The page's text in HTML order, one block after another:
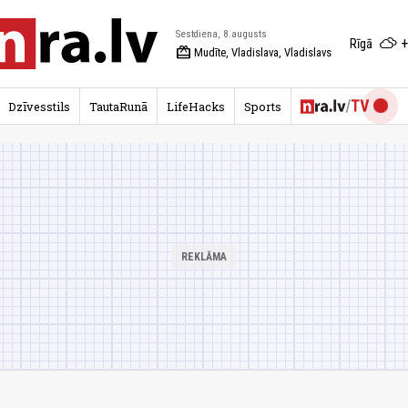
Sestdiena, 8.augusts
redeem Mudīte, Vladislava, Vladislavs
Rīgā
Dzīvesstils TautaRunā LifeHacks Sports